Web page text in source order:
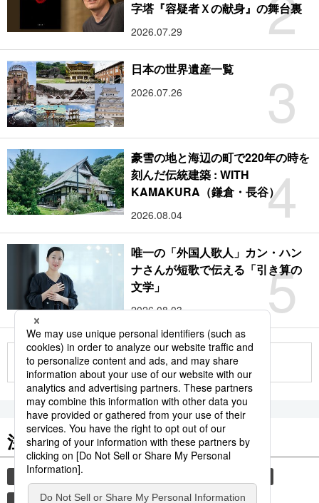
字塔『容疑者Ｘの献身』の舞台裏
2026.07.29
3
日本の世界遺産一覧
2026.07.26
4
豪雪の地と海辺の町で220年の時を
刻んだ伝統建築 : WITH
KAMAKURA（鎌倉・長谷）
2026.08.04
5
唯一の「外国人歌人」カン・ハン
ナさんが短歌で伝える「引き算の
文学」
2026.08.03
もっと見る
注目のキーワード
共同通信ニュース